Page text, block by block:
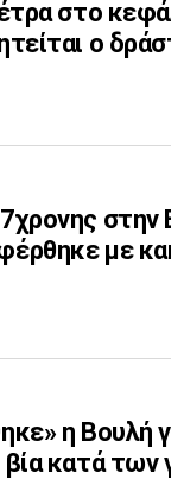
στο
ο
στην
με
η Βουλή
κατά των